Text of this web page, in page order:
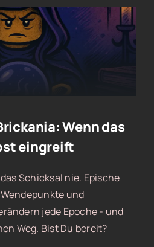
Wenn das
eingreift
Schicksal nie. Epische
und
jede Epoche - und
Weg. Bist Du bereit?